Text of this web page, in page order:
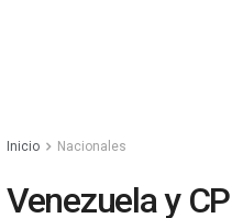
Inicio Nacionales
Venezuela y